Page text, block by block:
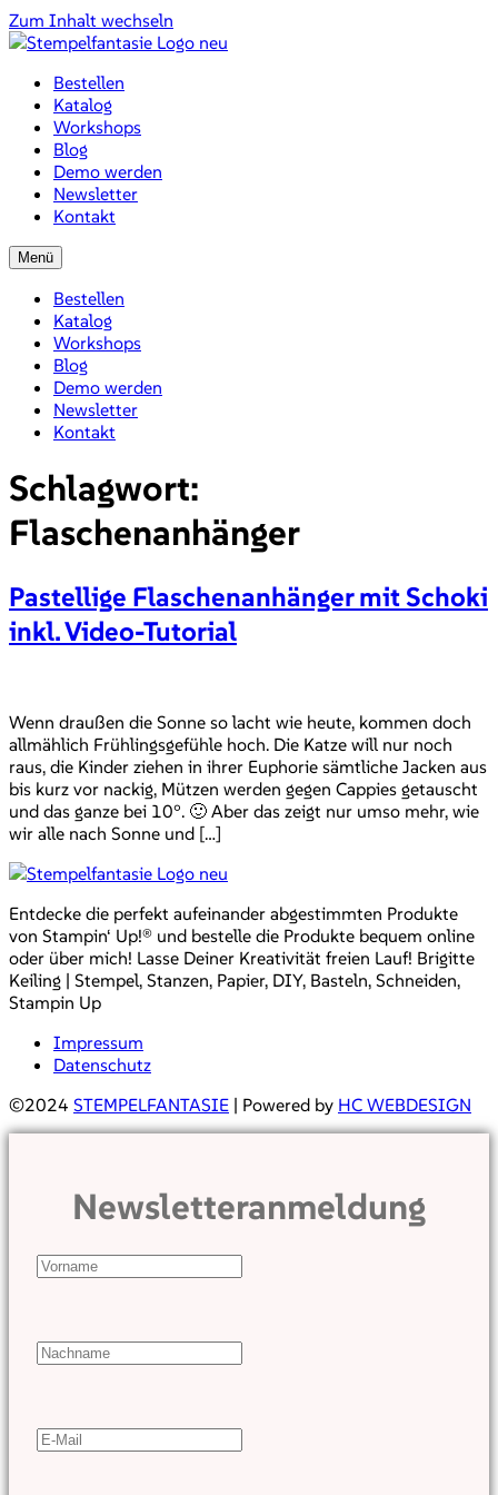
Zum Inhalt wechseln
Bestellen
Katalog
Workshops
Blog
Demo werden
Newsletter
Kontakt
Menü
Bestellen
Katalog
Workshops
Blog
Demo werden
Newsletter
Kontakt
Schlagwort:
Flaschenanhänger
Pastellige Flaschenanhänger mit Schoki
inkl. Video-Tutorial
Wenn draußen die Sonne so lacht wie heute, kommen doch
allmählich Frühlingsgefühle hoch. Die Katze will nur noch
raus, die Kinder ziehen in ihrer Euphorie sämtliche Jacken aus
bis kurz vor nackig, Mützen werden gegen Cappies getauscht
und das ganze bei 10°. 🙂 Aber das zeigt nur umso mehr, wie
wir alle nach Sonne und […]
Entdecke die perfekt aufeinander abgestimmten Produkte
von Stampin‘ Up!® und bestelle die Produkte bequem online
oder über mich! Lasse Deiner Kreativität freien Lauf! Brigitte
Keiling | Stempel, Stanzen, Papier, DIY, Basteln, Schneiden,
Stampin Up
Impressum
Datenschutz
©2024 STEMPELFANTASIE | Powered by HC WEBDESIGN
Newsletteranmeldung